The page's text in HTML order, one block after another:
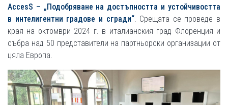
AccesS – „Подобряване на достъпността и устойчивостта
в интелигентни градове и сгради“. Срещата се проведе в
края на октомври 2024 г. в италианския град Флоренция и
събра над 50 представители на партньорски организации от
цяла Европа.